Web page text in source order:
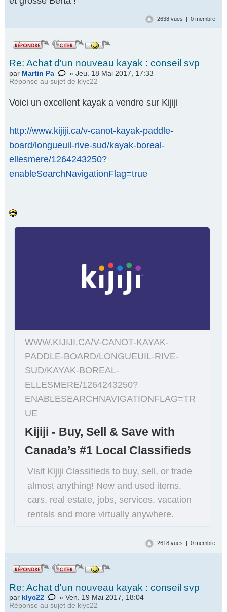
2638 vues | 0 membre
.
Re: Achat d'un nouveau kayak : conseil svp
par Martin Pa
» Jeu. 18 Mai 2017, 17:33
Réponse au sujet de klyc22
Voici un excellent kayak a vendre sur Kijiji
http://www.kijiji.ca/v-canot-kayak-paddle-
board/longueuil-rive-sud/kayak-boreal-
ellesmere/1264243250?
enableSearchNavigationFlag=true
WWW.KIJIJI.CA/V-CANOT-KAYAK-
PADDLE-BOARD/LONGUEUIL-RIVE-
SUD/KAYAK-BOREAL-
ELLESMERE/1264243250?
ENABLESEARCHNAVIGATIONFLAG=TR
UE
Kijiji - Buy, Sell & Save with
Canada’s #1 Local Classifieds
Visit Kijiji Classifieds to buy, sell, or trade
almost anything! New and used items,
cars, real estate, jobs, services, vacation
rentals and more virtually anywhere.
2618 vues | 0 membre
.
Re: Achat d'un nouveau kayak : conseil svp
par klyc22
» Ven. 19 Mai 2017, 18:04
Réponse au sujet de klyc22